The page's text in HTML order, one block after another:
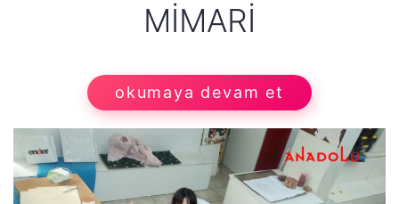
MIMARI
okumaya devam et